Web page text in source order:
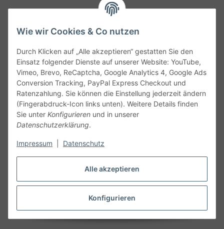
Alle akzeptieren
Konfigurieren
Wie wir Cookies & Co nutzen
Durch Klicken auf „Alle akzeptieren“ gestatten Sie den
Einsatz folgender Dienste auf unserer Website: YouTube,
Vimeo, Brevo, ReCaptcha, Google Analytics 4, Google Ads
Conversion Tracking, PayPal Express Checkout und
Ratenzahlung. Sie können die Einstellung jederzeit ändern
(Fingerabdruck-Icon links unten). Weitere Details finden
Sie unter Konfigurieren und in unserer
Datenschutzerklärung.
Impressum Datenschutz
Service
Gesetzliche Informationen
Alle technischen Angaben ohne Gewähr. Irrtümer und fehlerhafte
Angaben vorbehalten. Wenn Sie Datenblätter oder spezielle
unseren Kundenservice. Abbildungen der Artikel können
Vertrag widerrufen